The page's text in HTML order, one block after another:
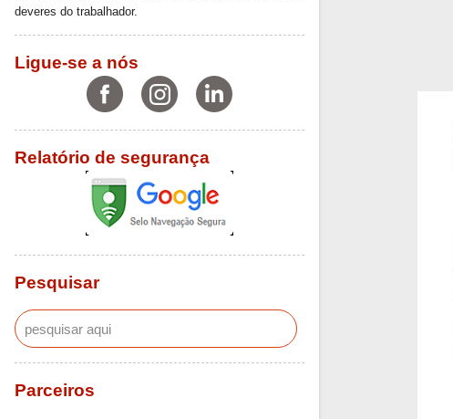
deveres do trabalhador.
Ligue-se a nós
Relatório de segurança
Pesquisar
Parceiros